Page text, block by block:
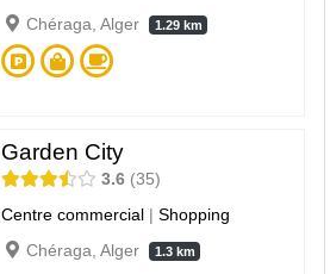
Chéraga, Alger
1.29 km
Garden City
3.6 35
Centre commercial |Shopping
Chéraga, Alger
1.3 km